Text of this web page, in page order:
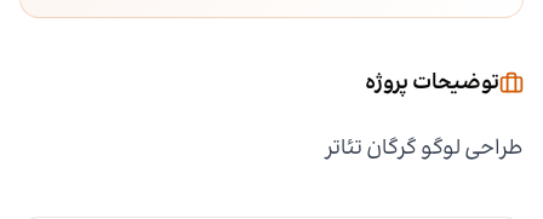
توضیحات پروژه
طراحی لوگو گرگان تئاتر